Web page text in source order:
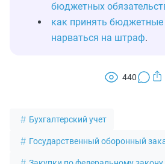
бюджетных
как принять бюджетные
нарваться на штраф.
440
Бухгалтерский учет
Государственный оборонный